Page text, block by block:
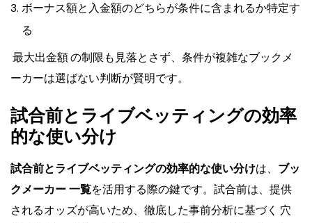
ボーナス額と入金額のどちらが条件に含まれるか特定す
る
最大出金額の制限も見落とさず、条件が複雑なブックメ
ーカーは選ばない判断が賢明です。
試合前とライブベッティングの効率
的な使い分け
試合前とライブベッティングの効率的な使い分けは、 ブッ
クメーカー 一覧を活用する際の鍵です。試合前は、提供
されるオッズが高いため、徹底した事前分析に基づく 穴